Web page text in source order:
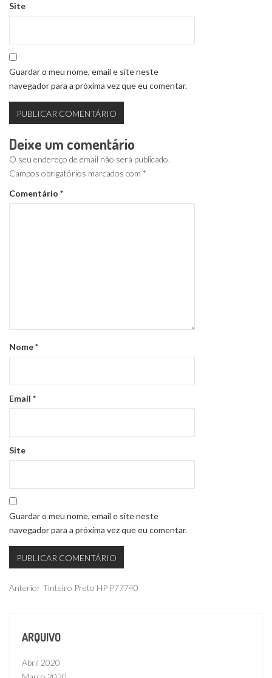
Site
Guardar o meu nome, email e site neste
navegador para a próxima vez que eu comentar.
Deixe um comentário
O seu endereço de email não será publicado.
Campos obrigatórios marcados com *
Comentário *
Nome*
Email *
Site
Guardar o meu nome, email e site neste
navegador para a próxima vez que eu comentar.
Navegação
artigos
Publicação
Anterior Tinteiro Preto HP P77740
ARQUIVO
Abril 2020